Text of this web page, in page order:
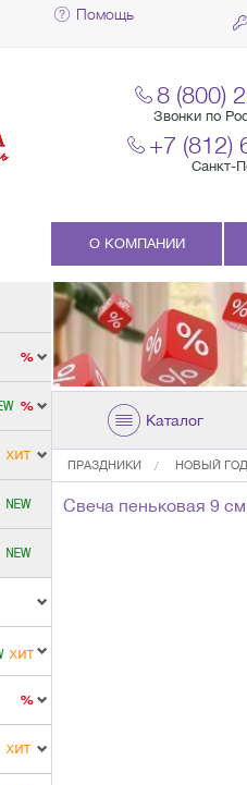
Помощь
8 (800)
Звонки по
+7 (812)
Санкт-
О КОМПАНИИ
Каталог
ПРАЗДНИКИ НОВЫЙ
Свеча пеньковая 9